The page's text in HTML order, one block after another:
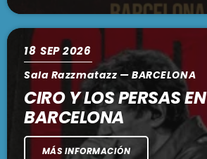
18 SEP 2026
Sala Razzmatazz — BARCELONA
CIRO Y LOS PERSAS EN
BARCELONA
MÁS INFORMACIÓN